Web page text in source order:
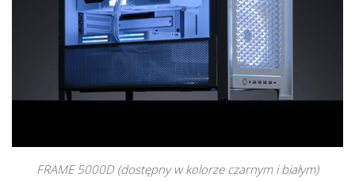
FRAME 5000D (dostępny w kolorze czarnym i białym)